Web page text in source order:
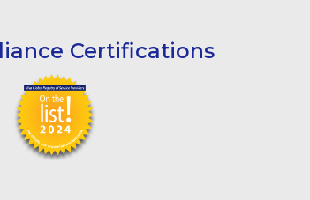
Certifications